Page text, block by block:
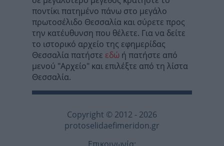
ποντίκι πατημένο πάνω στο μεγάλο
πρωτοσέλιδο Θεσσαλία και σύρετε προς
την κατέυθυνση που θέλετε. Για να δείτε
το ιστορικό αρχείο της εφημερίδας
Θεσσαλία πατήστε εδώ ή πατήστε από
μενού "Αρχείο" και επιλέξτε από τη λίστα
Θεσσαλία.
Copyright © 2012 - 2026
protoselidaefimeridon.gr
Επικοινωνία: